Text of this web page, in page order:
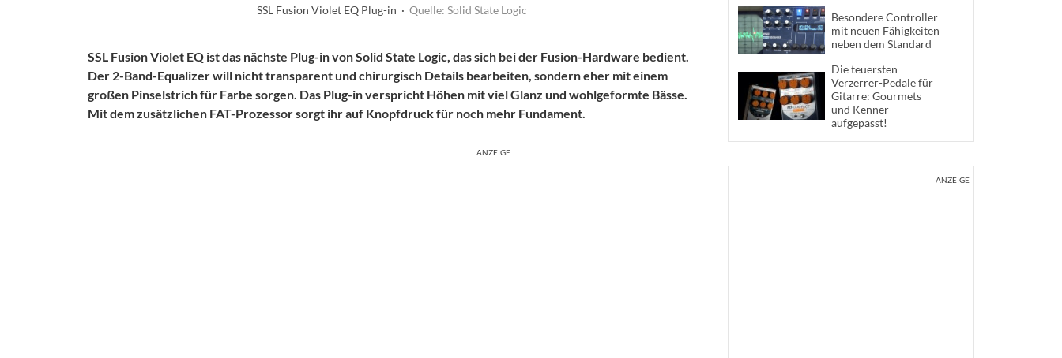
SSL Fusion Violet EQ Plug-in · Quelle: Solid State Logic
SSL Fusion Violet EQ ist das nächste Plug-in von Solid State Logic, das sich bei der Fusion-Hardware bedient.
Der 2-Band-Equalizer will nicht transparent und chirurgisch Details bearbeiten, sondern eher mit einem
großen Pinselstrich für Farbe sorgen. Das Plug-in verspricht Höhen mit viel Glanz und wohlgeformte Bässe.
Mit dem zusätzlichen FAT-Prozessor sorgt ihr auf Knopfdruck für noch mehr Fundament.
ANZEIGE
Besondere Controller
mit neuen Fähigkeiten
neben dem Standard
Die teuersten
Verzerrer-Pedale für
Gitarre: Gourmets
und Kenner
aufgepasst!
ANZEIGE